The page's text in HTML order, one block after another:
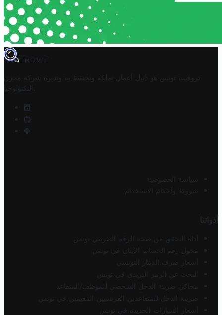
TROVIT
تروفيت تونس هو دليل أعمال تملكه وتحتفظ به وتديره
شركة مخزن
التكنولوجيا
سياسة الخصوصية
شروط وأحكام الاستخدام
أدواتنا
أداة التحقق من صحة الرقم الضريبي تونس
محول رقم الحساب الآيبان في تونس
أسعار صرف الدينار التونسي
البحث عن الرمز البريدي في تونس
محاكي ضريبة الدخل الشخصي للموظف/المتقاعد
ضريبة الدخل للمتقاعدين الفرنسيين المقيمين في تونس
أسعار السيارات الجديدة في تونس